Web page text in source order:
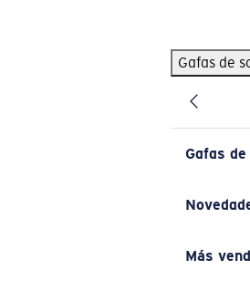
Gafas de
Gafas
Más
BÚSQUEDAS POPULARES
Pilothouse PRO Limited Edition Pack
Gafas de sol personalizadas
Los más vendidos de gafas de sol